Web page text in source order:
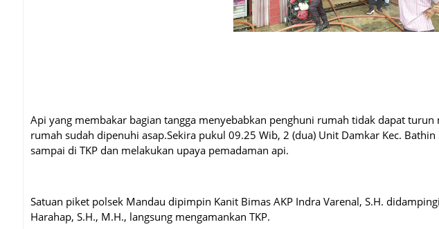
Api yang membakar bagian tangga menyebabkan penghuni rumah tidak dapat
rumah sudah dipenuhi asap.Sekira pukul 09.25 Wib, 2 (dua) Unit Damkar Kec.
sampai di TKP dan melakukan upaya pemadaman api.
Satuan piket polsek Mandau dipimpin Kanit Bimas AKP Indra Varenal, S.H.
Harahap, S.H., M.H., langsung mengamankan TKP.